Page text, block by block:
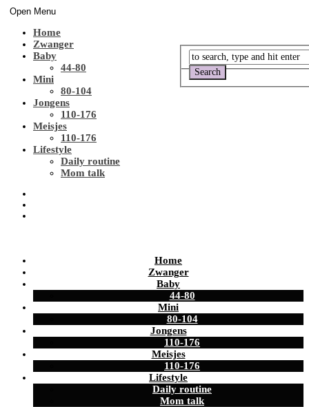
Open Menu
Home
Zwanger
Baby
44-80
Mini
80-104
Jongens
110-176
Meisjes
110-176
Lifestyle
Daily routine
Mom talk
Home
Zwanger
Baby
44-80
Mini
80-104
Jongens
110-176
Meisjes
110-176
Lifestyle
Daily routine
Mom talk